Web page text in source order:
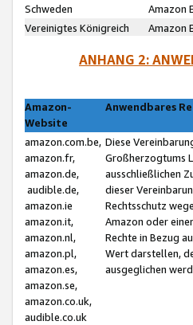
Schweden
Amazon
Vereinigtes Königreich
Amazon
ANHANG 2:
Amazon-
Website
Anwendbares
amazon.com.be,
amazon.fr,
amazon.de,
audible.de,
amazon.ie
amazon.it,
amazon.nl,
amazon.pl,
amazon.es,
amazon.se,
amazon.co.uk,
audible.co.uk
Diese
Großherzogtums
ausschließlichen
dieser
Rechtsschutz
Amazon oder
Rechte in Bezug
Wert darstellen,
ausgeglichen